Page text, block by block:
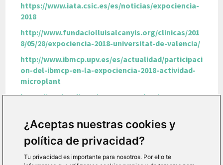
¿Aceptas nuestras cookies y
política de privacidad?
Tu privacidad es importante para nosotros. Por ello te
https://www.iata.csic.es/es/noticias/expociencia-
2018
http://www.fundaciolluisalcanyis.org/clinicas/201
8/05/28/expociencia-2018-universitat-de-valencia/
http://www.ibmcp.upv.es/es/actualidad/participaci
on-del-ibmcp-en-la-expociencia-2018-actividad-
microplant
https://medsealitter.interreg-med.eu/news-
the-the-parc-cientific-de-la-universitat-de-
valencia/
http://www.catedradam.com/noticia-
20180528.html